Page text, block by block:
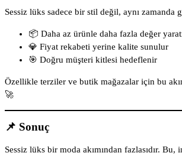
Sessiz lüks sadece bir stil değil, aynı zamanda
📦 Daha az ürünle daha fazla değer
💎 Fiyat rekabeti yerine kalite sunulur
🎯 Doğru müşteri kitlesi hedeflenir
Özellikle terziler ve butik mağazalar için bu
🚀
📌 Sonuç
Sessiz lüks bir moda akımından fazlasıdır. Bu,